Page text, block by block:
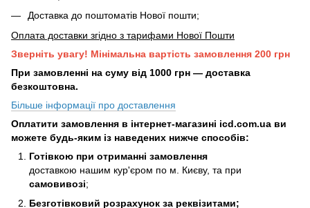
Доставка до поштоматів Нової пошти;
Оплата доставки згідно з тарифами Нової Пошти
Зверніть увагу! Мінімальна вартість замовлення 200 грн
При замовленні на суму від 1000 грн — доставка
безкоштовна.
Більше інформації про доставлення
Оплатити замовлення в інтернет-магазині icd.com.ua ви
можете будь-яким із наведених нижче способів:
Готівкою при отриманні замовлення
доставкою нашим кур'єром по м. Києву, та при
самовивозі;
Безготівковий розрахунок за реквізитами;